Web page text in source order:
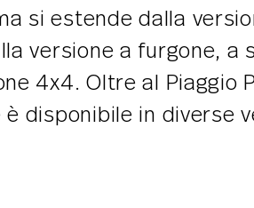
si estende dalla
versione a furgone, a
4x4. Oltre al Piaggio
è disponibile in diverse